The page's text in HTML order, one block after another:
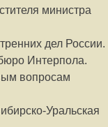
министра
дел России.
Интерпола.
вопросам
Уральская